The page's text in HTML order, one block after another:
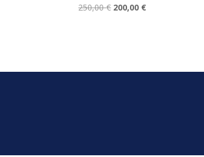
250,00€ Le
200,00 €Le